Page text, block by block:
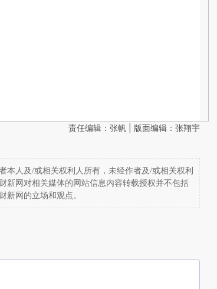
责任编辑：张帆 | 版面编辑：张翔宇
本人及/或相关权利人所有，未经作者及/或相关权利
新网对相关媒体的网站信息内容转载授权并不包括
新网的立场和观点。